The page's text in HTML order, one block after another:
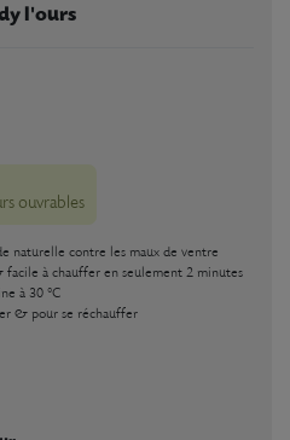
l'ours
ouvrables
naturelle contre les maux de ventre
facile à chauffer en seulement 2 minutes
à 30 °C
& pour se réchauffer